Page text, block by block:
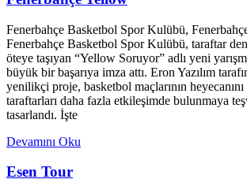
Fenerbahçe Basketbol Spor Kulübü,
Fenerbahçe Basketbol Spor Kulübü, taraftar
öteye taşıyan “Yellow Soruyor” adlı yeni
büyük bir başarıya imza attı. Eron Yazılım
yenilikçi proje, basketbol maçlarının heyecanını
taraftarları daha fazla etkileşimde bulunmaya
tasarlandı. İşte
Devamını Oku
Esen Tour